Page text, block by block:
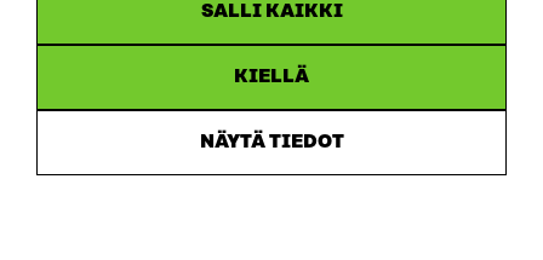
SALLI KAIKKI
KIELLÄ
NÄYTÄ TIEDOT
OLEMME NÄISSÄ SOMEISSA
Avautuu